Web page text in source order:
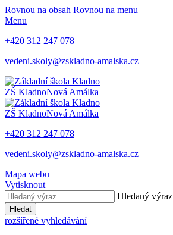
Rovnou na obsah Rovnou na menu
Menu
+420 312 247 078
vedeni.skoly@zskladno-amalska.cz
ZŠ KladnoNová Amálka
ZŠ KladnoNová Amálka
+420 312 247 078
vedeni.skoly@zskladno-amalska.cz
Mapa webu
Vytisknout
Hledaný výraz
Hledat
rozšířené vyhledávání